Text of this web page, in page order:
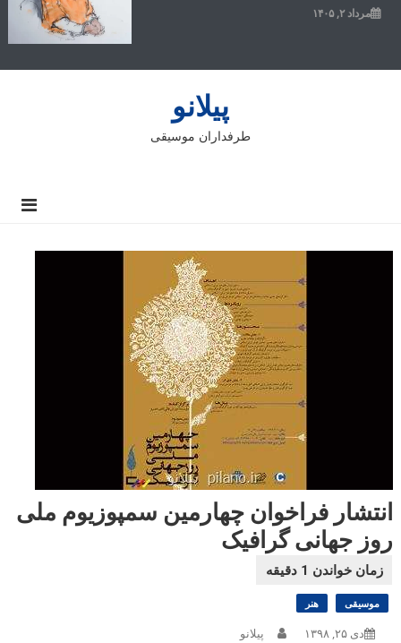
مرداد ۲, ۱۴۰۵
پیلانو
طرفداران موسیقی
انتشار فراخوان چهارمین سمپوزیوم ملی
روز جهانی گرافیک
موسیقی هنر
دی ۲۵, ۱۳۹۸ پیلانو